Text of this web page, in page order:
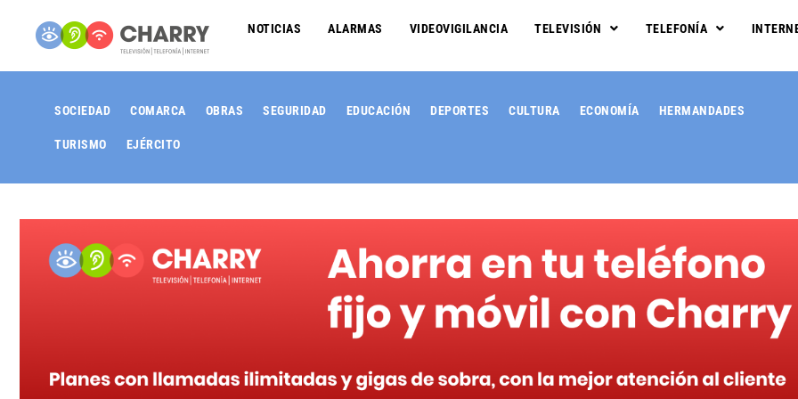
NOTICIAS ALARMAS VIDEOVIGILANCIA TELEVISIÓN TELEFONÍA
SOCIEDAD COMARCA OBRAS SEGURIDAD EDUCACIÓN DEPORTES CULTURA ECONOMÍA HERMANDADES
TURISMO EJÉRCITO